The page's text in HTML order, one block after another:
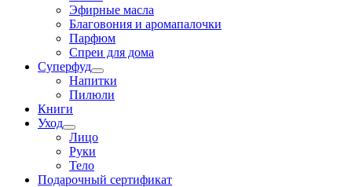
Эфирные масла
Благовония и аромапалочки
Парфюм
Спреи для дома
Суперфуд
Напитки
Пилюли
Книги
Уход
Лицо
Руки
Тело
Подарочный сертификат